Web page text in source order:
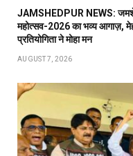
JAMSHEDPUR NEWS:
महोत्सव-2026 का भव्य आगाज़,
प्रतियोगिता ने मोहा मन
AUGUST 7, 2026